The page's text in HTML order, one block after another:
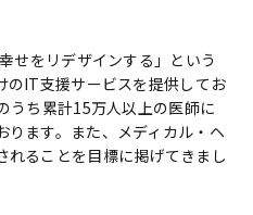
せをリデザインする」という
のIT支援サービスを提供してお
うち累計15万人以上の医師に
ります。また、メディカル・ヘ
れることを目標に掲げてきまし